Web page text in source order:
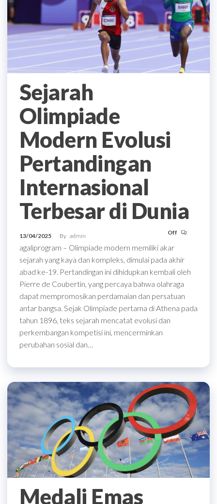
Sejarah
Olimpiade
Modern Evolusi
Pertandingan
Internasional
Terbesar di Dunia
13/04/2025 By admin Off
agaliprogram – Olimpiade modern memiliki akar
sejarah yang kaya dan kompleks, dimulai pada akhir
abad ke-19. Pertandingan ini dihidupkan kembali oleh
Pierre de Coubertin, yang percaya bahwa olahraga
dapat mempromosikan perdamaian dan persatuan
antar bangsa. Sejak Olimpiade pertama di Athena pada
tahun 1896, teks sejarah mencatat evolusi dan
perkembangan kompetisi ini, mencerminkan
perubahan sosial dan…
Medali Emas